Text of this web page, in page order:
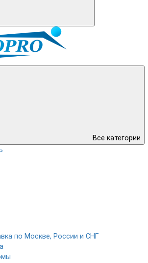
Все категории
по Москве, России и СНГ